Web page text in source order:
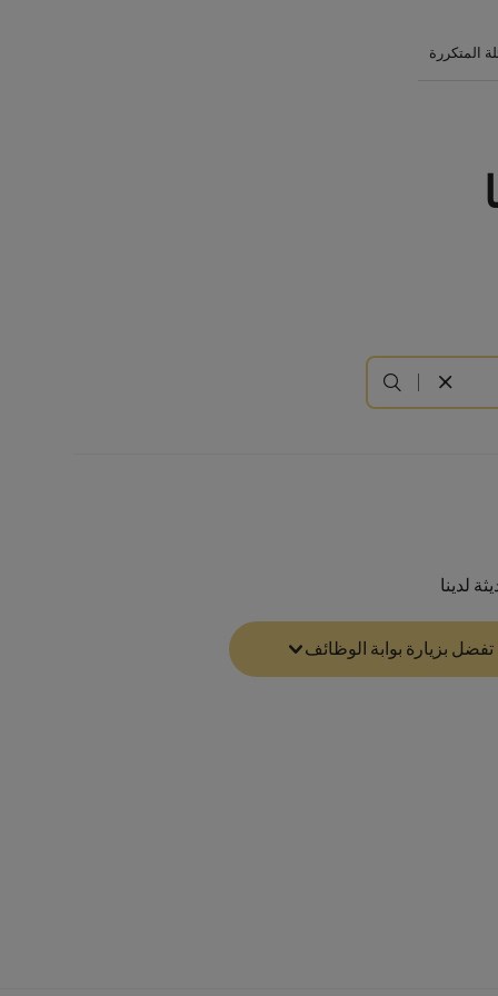
المتكررة
تفضل بزيارة بوابة الوظائف